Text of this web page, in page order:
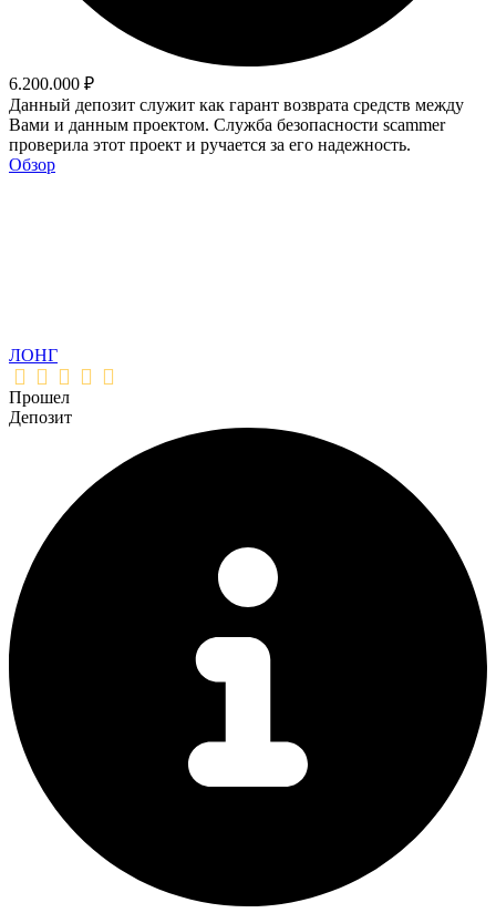
6.200.000 ₽
Данный депозит служит как гарант возврата средств между
Вами и данным проектом. Служба безопасности scammer
проверила этот проект и ручается за его надежность.
Обзор
ЛОНГ
Прошел
Депозит